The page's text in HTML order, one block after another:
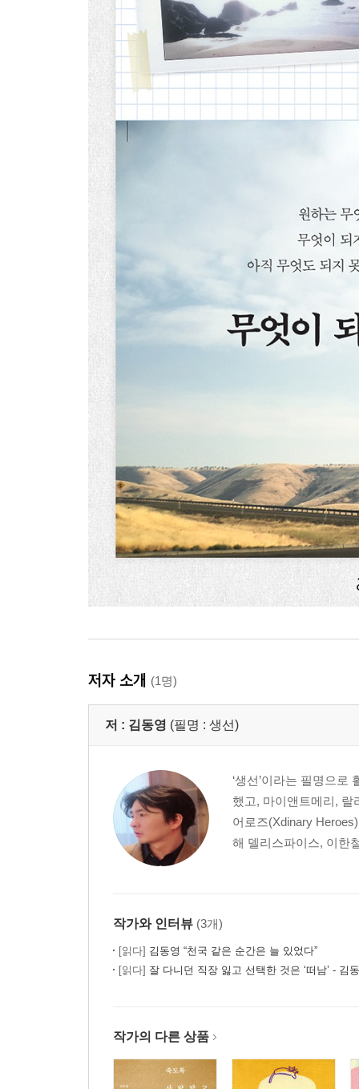
저자 소개 (1명)
저 : 김동영 (필명 : 생선)
‘생선’이라는 필명으로
했고, 마이앤트메리,
어로즈(Xdinary
해 델리스파이스, 이한
작가와 인터뷰 (3개)
[읽다] 김동영 “천국 같은 순간은 늘 있었다”
[읽다] 잘 다니던 직장 잃고 선택한 것은 ‘떠남’ - 김
작가의 다른 상품